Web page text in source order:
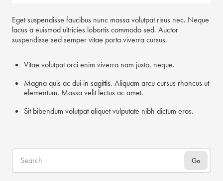
Eget suspendisse faucibus nunc massa volutpat risus nec. Neque
lacus a euismod ultricies lobortis commodo sed. Auctor
suspendisse sed semper vitae porta viverra cursus.
Vitae volutpat orci enim viverra nam justo, neque.
Magna quis ac dui in sagittis. Aliquam arcu cursus rhoncus ut
elementum. Massa velit lectus ac amet.
Sit bibendum volutpat aliquet vulputate nibh dictum eros.